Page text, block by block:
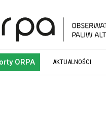
ORPA AKTUALNOŚCI